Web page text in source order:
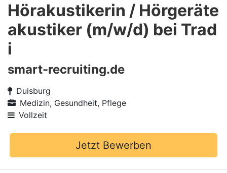
Hörakustikerin / Hörgeräte
akustiker (m/w/d) bei Trad
i
smart-recruiting.de
Duisburg
Medizin, Gesundheit, Pflege
Vollzeit
Jetzt Bewerben